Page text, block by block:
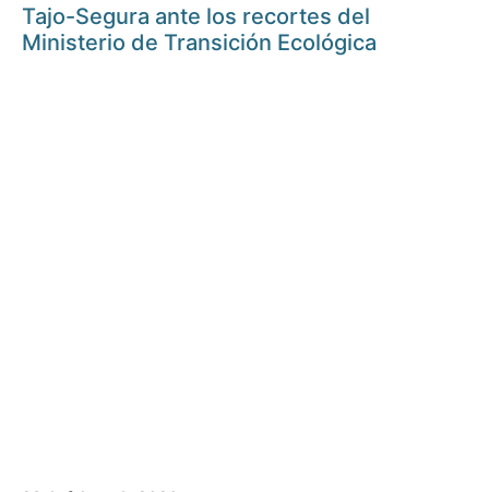
Tajo-Segura ante los recortes del
Ministerio de Transición Ecológica